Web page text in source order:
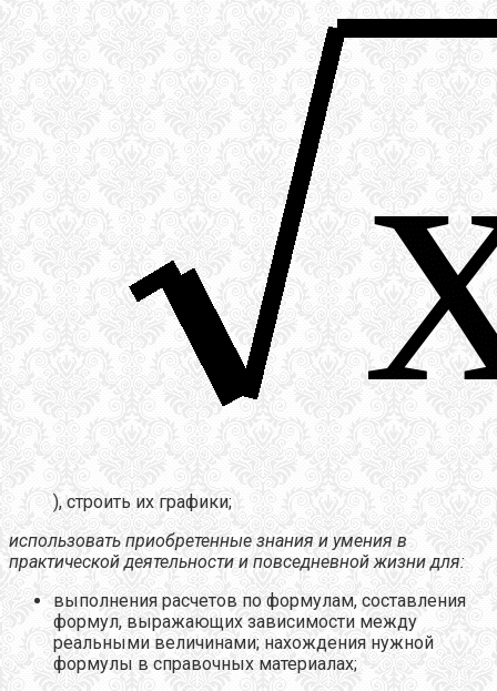
), строить их графики;
использовать приобретенные знания и умения в
практической деятельности и повседневной жизни для:
выполнения расчетов по формулам, составления
формул, выражающих зависимости между
реальными величинами; нахождения нужной
формулы в справочных материалах;